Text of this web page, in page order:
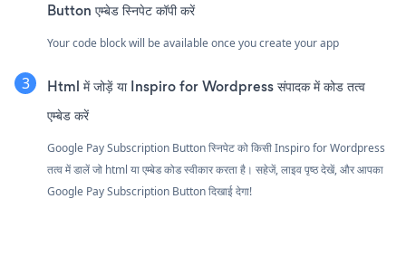
Button एम्बेड स्निपेट कॉपी करें
Your code block will be available once you create your app
Html में जोड़ें या Inspiro for Wordpress संपादक में कोड तत्व
एम्बेड करें
Google Pay Subscription Button स्निपेट को किसी Inspiro for Wordpress
तत्व में डालें जो html या एम्बेड कोड स्वीकार करता है। सहेजें, लाइव पृष्ठ देखें, और आपका
Google Pay Subscription Button दिखाई देगा!